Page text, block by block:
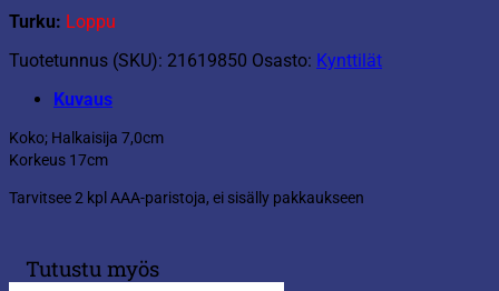
Turku: Loppu
Tuotetunnus (SKU): 21619850 Osasto: Kynttilät
Kuvaus
Koko; Halkaisija 7,0cm
Korkeus 17cm
Tarvitsee 2 kpl AAA-paristoja, ei sisälly pakkaukseen
Tutustu myös